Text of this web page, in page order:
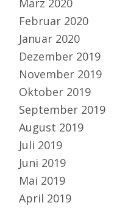
März 2020
Februar 2020
Januar 2020
Dezember 2019
November 2019
Oktober 2019
September 2019
August 2019
Juli 2019
Juni 2019
Mai 2019
April 2019